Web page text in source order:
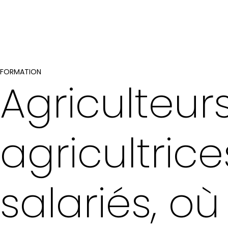
FORMATION
salariés, où